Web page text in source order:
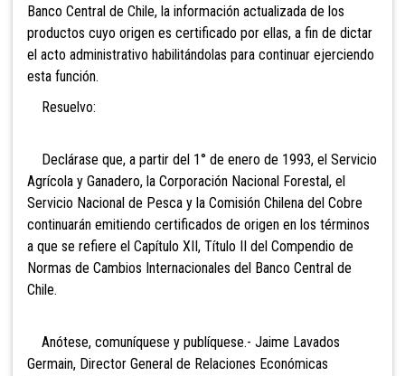
Banco Central de Chile, la información actualizada de los
productos cuyo origen es certificado por ellas, a fin de dictar
el acto administrativo habilitándolas para continuar ejerciendo
esta función.
Resuelvo:
Declárase que, a partir del 1° de enero de 1993, el Servicio
Agrícola y Ganadero, la Corporación Nacional Forestal, el
Servicio Nacional de Pesca y la Comisión Chilena del Cobre
continuarán emitiendo certificados de origen en los términos
a que se refiere el Capítulo XII, Título II del Compendio de
Normas de Cambios Internacionales del Banco Central de
Chile.
Anótese, comuníquese y publíquese.- Jaime Lavados
Germain, Director General de Relaciones Económicas